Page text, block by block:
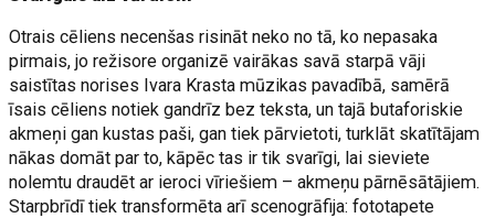
Otrais cēliens necenšas risināt neko no tā, ko nepasaka
pirmais, jo režisore organizē vairākas savā starpā vāji
saistītas norises Ivara Krasta mūzikas pavadībā, samērā
īsais cēliens notiek gandrīz bez teksta, un tajā butaforiskie
akmeņi gan kustas paši, gan tiek pārvietoti, turklāt skatītājam
nākas domāt par to, kāpēc tas ir tik svarīgi, lai sieviete
nolemtu draudēt ar ieroci vīriešiem – akmeņu pārnēsātājiem.
Starpbrīdī tiek transformēta arī scenogrāfija: fototapete